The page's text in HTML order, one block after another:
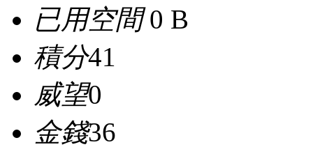
已用空間0 B
積分41
威望0
金錢36